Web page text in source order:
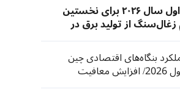
در نیمه اول سال ۲۰۲۶ برای نخستین
از تولید برق در
درصد رسید
بنگاه‌های اقتصادی چین
در نیمه اول 2026/ افزایش معافیت
رفاهی